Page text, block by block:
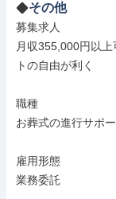
その他
募集求人
月収355,000円以
トの自由が利く
職種
お葬式の進行サポー
雇用形態
業務委託